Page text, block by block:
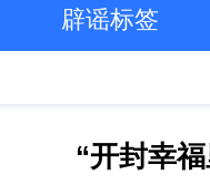
辟谣标签
“开封幸